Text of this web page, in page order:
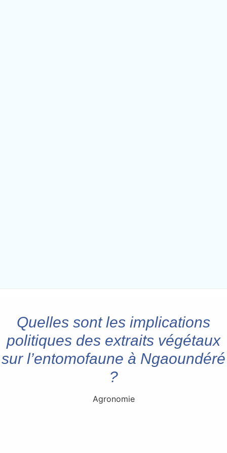
Quelles sont les implications
politiques des extraits végétaux
sur l’entomofaune à Ngaoundéré
?
Agronomie